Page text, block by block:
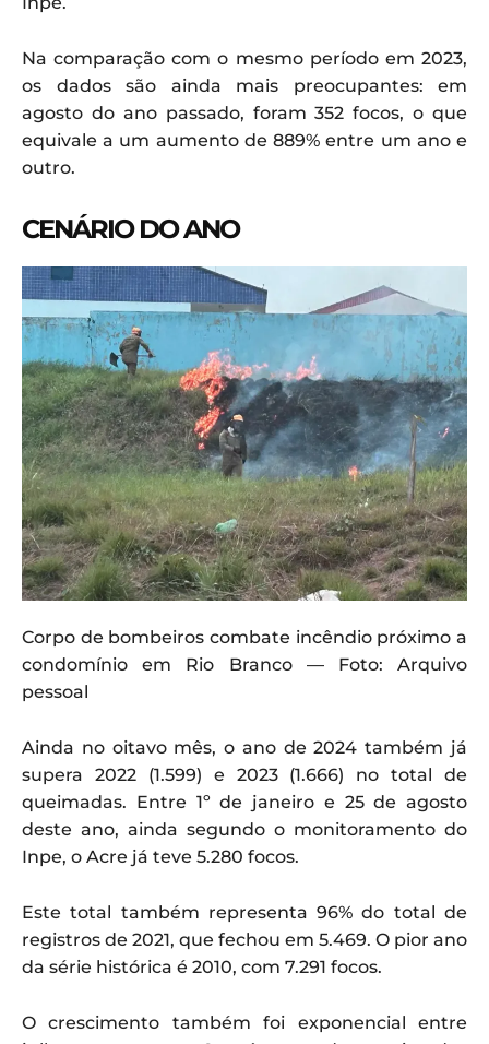
Na comparação com o mesmo período em 2023,
os dados são ainda mais preocupantes: em
agosto do ano passado, foram 352 focos, o que
equivale a um aumento de 889% entre um ano e
outro.
CENÁRIO DO ANO
Corpo de bombeiros combate incêndio próximo a
condomínio em Rio Branco — Foto: Arquivo
pessoal
Ainda no oitavo mês, o ano de 2024 também já
supera 2022 (1.599) e 2023 (1.666) no total de
queimadas. Entre 1º de janeiro e 25 de agosto
deste ano, ainda segundo o monitoramento do
Inpe, o Acre já teve 5.280 focos.
Este total também representa 96% do total de
registros de 2021, que fechou em 5.469. O pior ano
da série histórica é 2010, com 7.291 focos.
O crescimento também foi exponencial entre